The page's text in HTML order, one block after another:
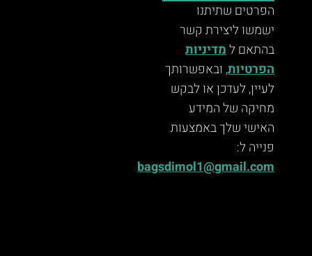
הפרטים שתיתנו
ישמשו ליצירת קשר
בהתאם למדיניות
הפרטיות, ובאפשרותך
לעיין, לעדכן או לבקש
מחיקה של המידע
האישי שלך באמצעות
פנייה ל:
bagsdimol1@gmail.com